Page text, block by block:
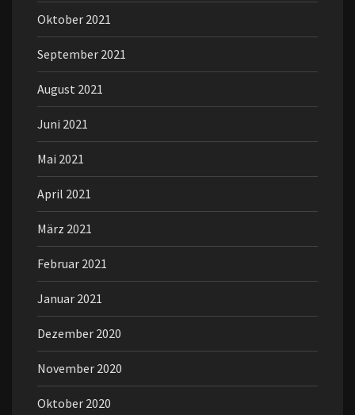
Oktober 2021
September 2021
August 2021
Juni 2021
Mai 2021
April 2021
März 2021
Februar 2021
Januar 2021
Dezember 2020
November 2020
Oktober 2020